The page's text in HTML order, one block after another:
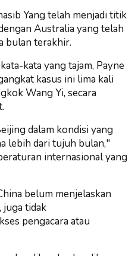
Yang telah menjadi titik
Australia yang telah
bulan terakhir.
kata yang tajam, Payne
kasus ini lima kali
Wang Yi, secara
dalam kondisi yang
lebih dari tujuh bulan,"
internasional yang
belum menjelaskan
juga tidak
pengacara atau